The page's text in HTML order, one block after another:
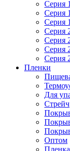
Серия
Серия
Серия
Серия
Серия
Серия
Серия
Пленки
Для
Стрейч
Оптом